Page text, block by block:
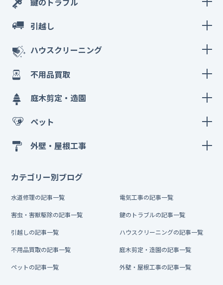
引越し
ハウスクリーニング
不用品買取
庭木剪定・造園
ペット
外壁・屋根工事
カテゴリー別ブログ
水道修理の記事一覧 電気工事の記事一覧
害虫・害獣駆除の記事一覧 鍵のトラブルの記事一覧
引越しの記事一覧 ハウスクリーニングの記事一覧
不用品買取の記事一覧 庭木剪定・造園の記事一覧
ペットの記事一覧 外壁・屋根工事の記事一覧